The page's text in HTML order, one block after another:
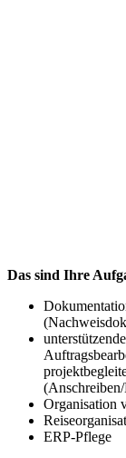
Das sind Ihre
Organisation
ERP-Pflege